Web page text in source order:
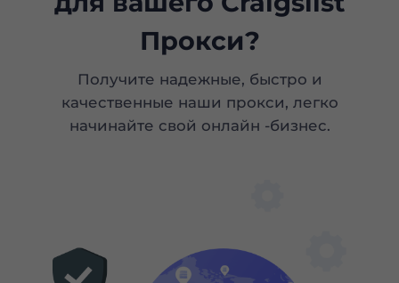
Прокси?
Получите надежные, быстро и
качественные наши прокси, легко
начинайте свой онлайн -бизнес.